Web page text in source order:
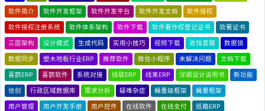
软件简介 软件开发框架 软件开发平台 软件开发文档 软件授权
软件授权注册系统 软件体系架构 软件下载 软件著作权登记证书 软著证书
三层架构 设计模式 生成代码 实用小技巧 视频下载 收钱音箱 数据锁
数据同步 塑木地板行业ERP 推荐软件 微信小程序 未解决问题 文档下载
喜鹊ERP 喜鹊软件 系统对接 线联ERP 线束ERP 详细设计说明书 新功能
信创 行政区域数据库 需求分析 疑难杂症 蝇量级框架 蝇量框架
用户管理 用户开发手册 用户控件 在线软件 在线支付 纸箱ERP